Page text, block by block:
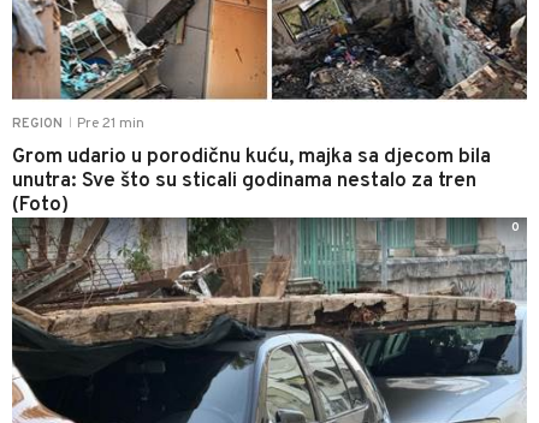
REGION Pre 21 min
Grom udario u porodičnu kuću, majka sa djecom bila
unutra: Sve što su sticali godinama nestalo za tren
(Foto)
0